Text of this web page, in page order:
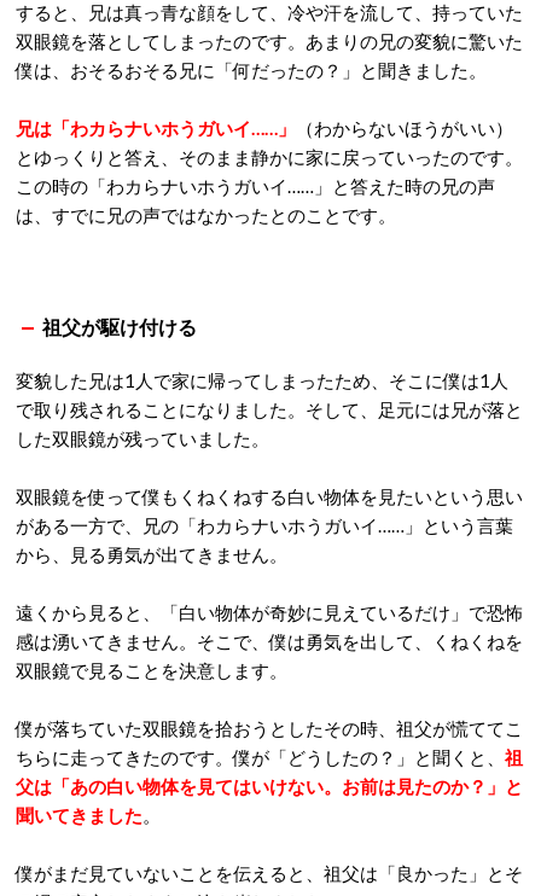
すると、兄は真っ青な顔をして、冷や汗を流して、持っていた
双眼鏡を落としてしまったのです。あまりの兄の変貌に驚いた
僕は、おそるおそる兄に「何だったの？」と聞きました。
兄は「わカらナいホうガいイ……」
（わからないほうがいい）
とゆっくりと答え、そのまま静かに家に戻っていったのです。
この時の「わカらナいホうガいイ……」と答えた時の兄の声
は、すでに兄の声ではなかったとのことです。
祖父が駆け付ける
変貌した兄は1人で家に帰ってしまったため、そこに僕は1人
で取り残されることになりました。そして、足元には兄が落と
した双眼鏡が残っていました。
双眼鏡を使って僕もくねくねする白い物体を見たいという思い
がある一方で、兄の「わカらナいホうガいイ……」という言葉
から、見る勇気が出てきません。
遠くから見ると、「白い物体が奇妙に見えているだけ」で恐怖
感は湧いてきません。そこで、僕は勇気を出して、くねくねを
双眼鏡で見ることを決意します。
僕が落ちていた双眼鏡を拾おうとしたその時、祖父が慌ててこ
ちらに走ってきたのです。僕が「どうしたの？」と聞くと、 祖
父は「あの白い物体を見てはいけない。お前は見たのか？」と
聞いてきました。
僕がまだ見ていないことを伝えると、祖父は「良かった」とそ